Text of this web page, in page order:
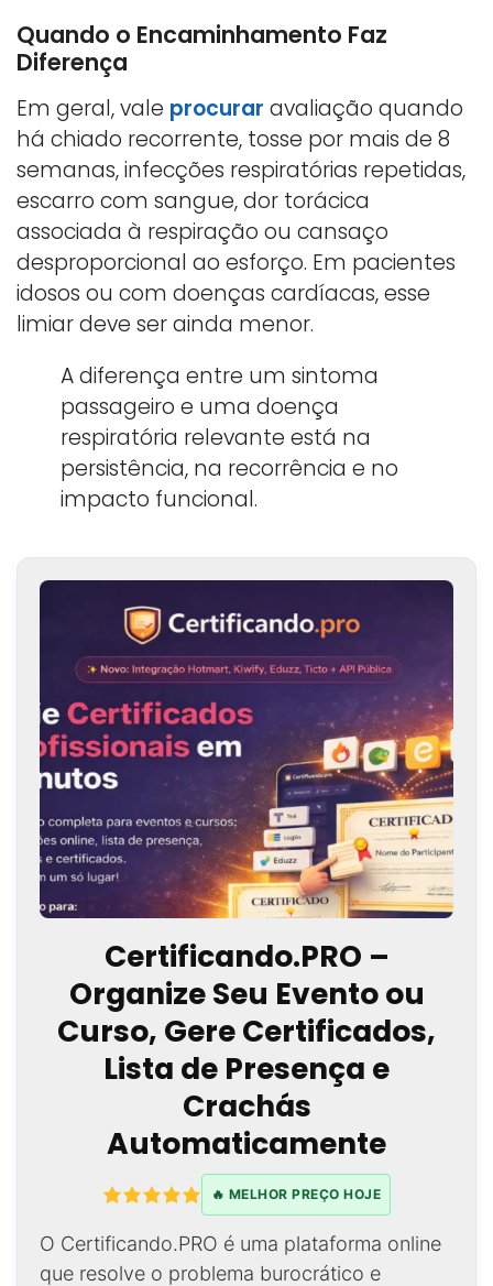
Quando o Encaminhamento Faz
Diferença
Em geral, vale procurar avaliação quando
há chiado recorrente, tosse por mais de 8
semanas, infecções respiratórias repetidas,
escarro com sangue, dor torácica
associada à respiração ou cansaço
desproporcional ao esforço. Em pacientes
idosos ou com doenças cardíacas, esse
limiar deve ser ainda menor.
A diferença entre um sintoma
passageiro e uma doença
respiratória relevante está na
persistência, na recorrência e no
impacto funcional.
Certificando.PRO –
Organize Seu Evento ou
Curso, Gere Certificados,
Lista de Presença e
Crachás
Automaticamente
🔥 MELHOR PREÇO HOJE
O Certificando.PRO é uma plataforma online
que resolve o problema burocrático e